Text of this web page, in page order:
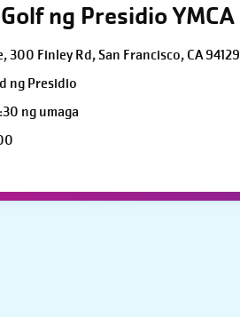
ng Presidio YMCA
300 Finley Rd, San Francisco, CA 94129
ng Presidio
ng umaga